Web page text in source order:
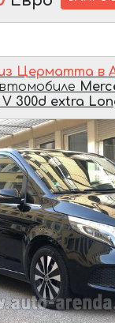
Церматта в
300d extra